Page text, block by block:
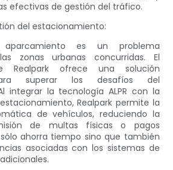
efectivas de gestión del tráfico.
del estacionamiento:
es un problema
zonas urbanas concurridas. El
Realpark ofrece una solución
superar los desafíos del
integrar la tecnología ALPR con la
Realpark permite la
de vehículos, reduciendo la
de multas físicas o pagos
ahorra tiempo sino que también
asociadas con los sistemas de